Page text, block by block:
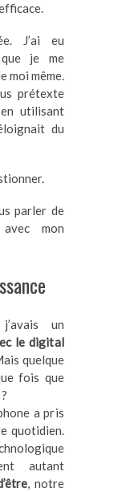
J’ai eu
je me
moi même.
prétexte
utilisant
du
parler de
mon
un
le digital
quelque
fois que
a pris
quotidien.
autant
, notre